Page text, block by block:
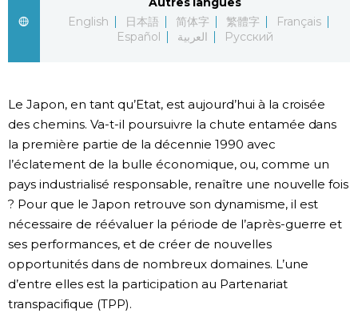
Personnages
Chroniques
Images
Vidéos
English
日本語 简体字 繁體字
Français
Español
العربية Русский
Le Japon, en tant qu’Etat, est aujourd’hui à la croisée
des chemins. Va-t-il poursuivre la chute entamée dans
la première partie de la décennie 1990 avec
l’éclatement de la bulle économique, ou, comme un
pays industrialisé responsable, renaître une nouvelle fois
? Pour que le Japon retrouve son dynamisme, il est
nécessaire de réévaluer la période de l’après-guerre et
ses performances, et de créer de nouvelles
opportunités dans de nombreux domaines. L’une
d’entre elles est la participation au Partenariat
transpacifique (TPP).